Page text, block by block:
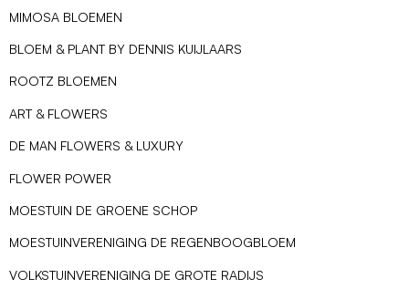
MIMOSA BLOEMEN
BLOEM & PLANT BY DENNIS KUIJLAARS
ROOTZ BLOEMEN
ART & FLOWERS
DE MAN FLOWERS & LUXURY
FLOWER POWER
MOESTUIN DE GROENE SCHOP
MOESTUINVERENIGING DE REGENBOOGBLOEM
VOLKSTUINVERENIGING DE GROTE RADIJS